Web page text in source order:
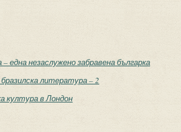
една незаслужено забравена българка
литература – 2
култура в Лондон